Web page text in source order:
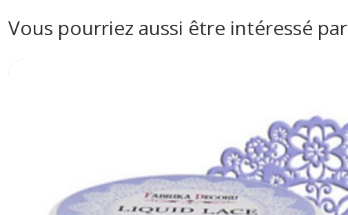
Vous pourriez aussi être intéressé par